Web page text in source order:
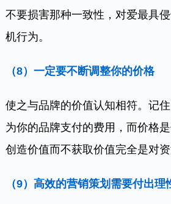
不要损害那种一致性，对爱最具
机行为。
（8）一定要不断调整你的价格
使之与品牌的价值认知相符。记
为你的品牌支付的费用，而价格
创造价值而不获取价值完全是对资
（9）高效的营销策划需要付出理